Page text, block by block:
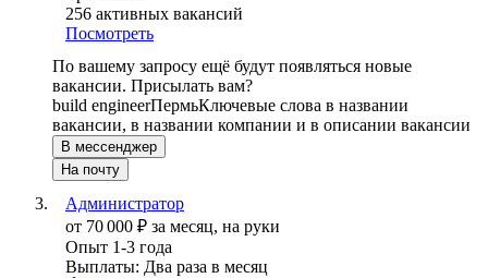
256 активных вакансий
Посмотреть
По вашему запросу ещё будут появляться новые
вакансии. Присылать вам?
build engineerПермьКлючевые слова в названии
вакансии, в названии компании и в описании вакансии
В мессенджер
На почту
Администратор
от 70 000 ₽ за месяц, на руки
Опыт 1-3 года
Выплаты: Два раза в месяц